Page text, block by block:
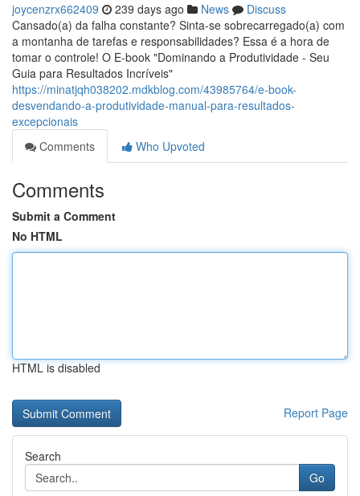
joycenzrx662409 239 days ago News
Discuss
Cansado(a) da falha constante? Sinta-se sobrecarregado(a) com
a montanha de tarefas e responsabilidades? Essa é a hora de
tomar o controle! O E-book "Dominando a Produtividade - Seu
Guia para Resultados Incríveis"
https://minatjqh038202.mdkblog.com/43985764/e-book-
desvendando-a-produtividade-manual-para-resultados-
excepcionais
Comments
Who Upvoted
Comments
Submit a Comment
No HTML
HTML is disabled
Report Page
Search
Go